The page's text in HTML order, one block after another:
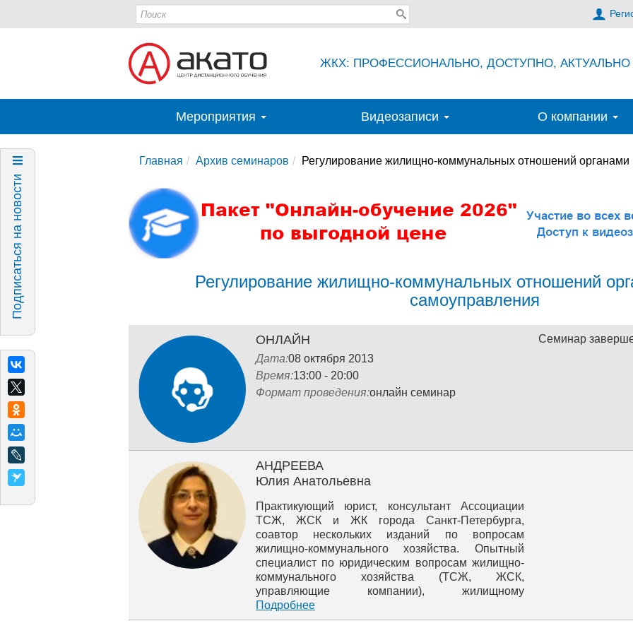
ЖКХ: ПРОФЕССИОНАЛЬНО, ДОСТУПНО, АКТУАЛЬНО
Мероприятия Видеозаписи О компании
Подписаться на новости
Главная Архив семинаров Регулирование жилищно-коммунальных отношений органами
Регулирование жилищно-коммунальных отношений
самоуправления
ОНЛАЙН
Дата:08 октября 2013
Время:13:00 - 20:00
Формат проведения:онлайн семинар
Семинар
АНДРЕЕВА
Юлия Анатольевна
Практикующий юрист, консультант Ассоциации
ТСЖ, ЖСК и ЖК города Санкт‐Петербурга,
соавтор нескольких изданий по вопросам
жилищно‐коммунального хозяйства. Опытный
специалист по юридическим вопросам жилищно-
коммунального хозяйства (ТСЖ, ЖСК,
управляющие компании), жилищному
законодательству РФ.
Подробнее